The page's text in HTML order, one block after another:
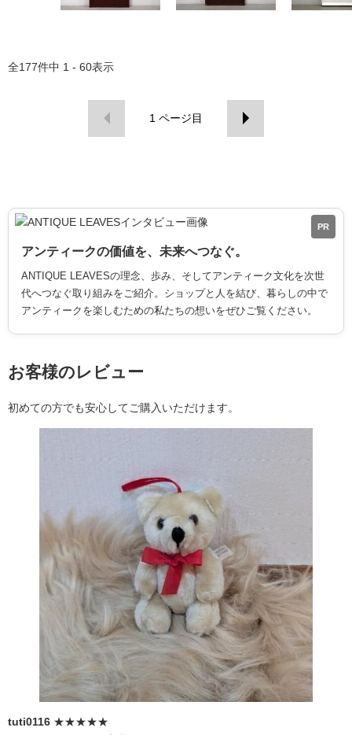
全177件中 1 - 60表示
1 ページ目
PR
アンティークの価値を、未来へつなぐ。
ANTIQUE LEAVESの理念、歩み、そしてアンティーク文化を次世
代へつなぐ取り組みをご紹介。ショップと人を結び、暮らしの中で
アンティークを楽しむための私たちの想いをぜひご覧ください。
お客様のレビュー
初めての方でも安心してご購入いただけます。
tuti0116 ★★★★★